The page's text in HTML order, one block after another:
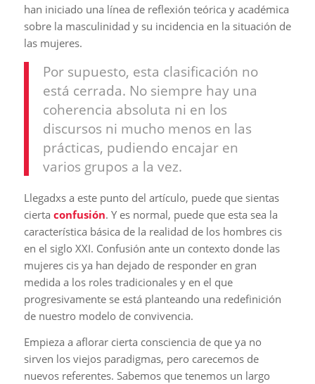
han iniciado una línea de reflexión teórica y académica
sobre la masculinidad y su incidencia en la situación de
las mujeres.
Por supuesto, esta clasificación no
está cerrada. No siempre hay una
coherencia absoluta ni en los
discursos ni mucho menos en las
prácticas, pudiendo encajar en
varios grupos a la vez.
Llegadxs a este punto del artículo, puede que sientas
cierta confusión. Y es normal, puede que esta sea la
característica básica de la realidad de los hombres cis
en el siglo XXI. Confusión ante un contexto donde las
mujeres cis ya han dejado de responder en gran
medida a los roles tradicionales y en el que
progresivamente se está planteando una redefinición
de nuestro modelo de convivencia.
Empieza a aflorar cierta consciencia de que ya no
sirven los viejos paradigmas, pero carecemos de
nuevos referentes. Sabemos que tenemos un largo